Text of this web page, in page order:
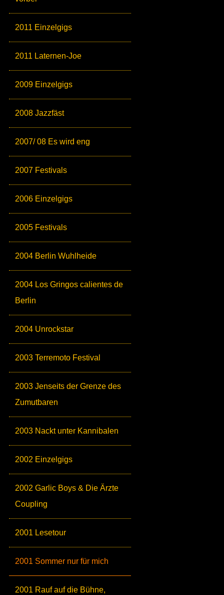
2011 Einzelgigs
2011 Laternen-Joe
2009 Einzelgigs
2008 Jazzfäst
2007/ 08 Es wird eng
2007 Festivals
2006 Einzelgigs
2005 Festivals
2004 Berlin Wuhlheide
2004 Los Gringos calientes de
Berlin
2004 Unrockstar
2003 Terremoto Festival
2003 Jenseits der Grenze des
Zumutbaren
2003 Nackt unter Kannibalen
2002 Einzelgigs
2002 Garlic Boys & Die Ärzte
Coupling
2001 Lesetour
2001 Sommer nur für mich
2001 Rauf auf die Bühne,